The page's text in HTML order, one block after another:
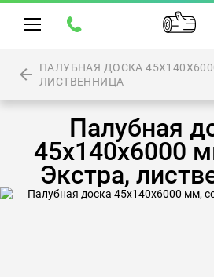
ПАЛУБНАЯ ДОСКА
ЛИСТВЕННИЦА
Палубная
45х140х6000
Экстра,